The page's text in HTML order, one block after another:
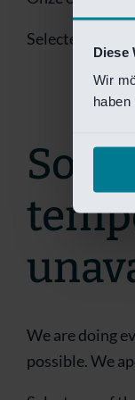
Diese
Wir
Selecteer een
We are doing
possible. We